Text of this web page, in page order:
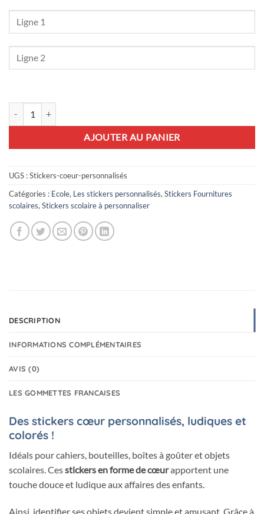
AJOUTER AU PANIER
UGS :Stickers-coeur-personnalisés
Catégories : Ecole, Les stickers personnalisés, Stickers Fournitures
scolaires, Stickers scolaire à personnaliser
DESCRIPTION
INFORMATIONS COMPLÉMENTAIRES
AVIS (0)
LES GOMMETTES FRANCAISES
Des stickers cœur personnalisés, ludiques et
colorés !
Idéals pour cahiers, bouteilles, boîtes à goûter et objets
scolaires. Cesstickers en forme de cœurapportent une
touche douce et ludique aux affaires des enfants.
Ainsi, identifier ses objets devient simple et amusant. Grâce à